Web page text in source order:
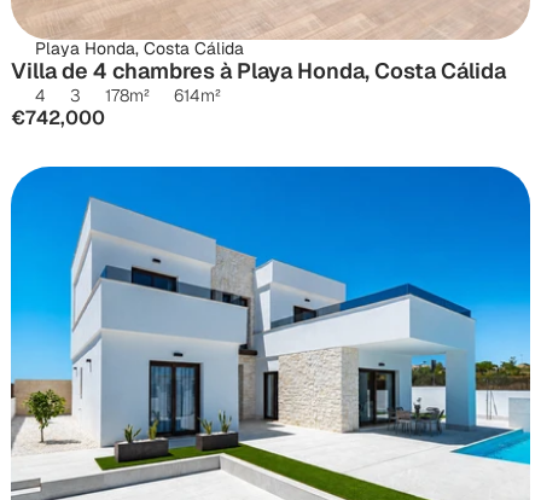
Playa Honda, Costa Cálida
Villa de 4 chambres à Playa Honda, Costa Cálida
4 3 178m² 614m²
€742,000